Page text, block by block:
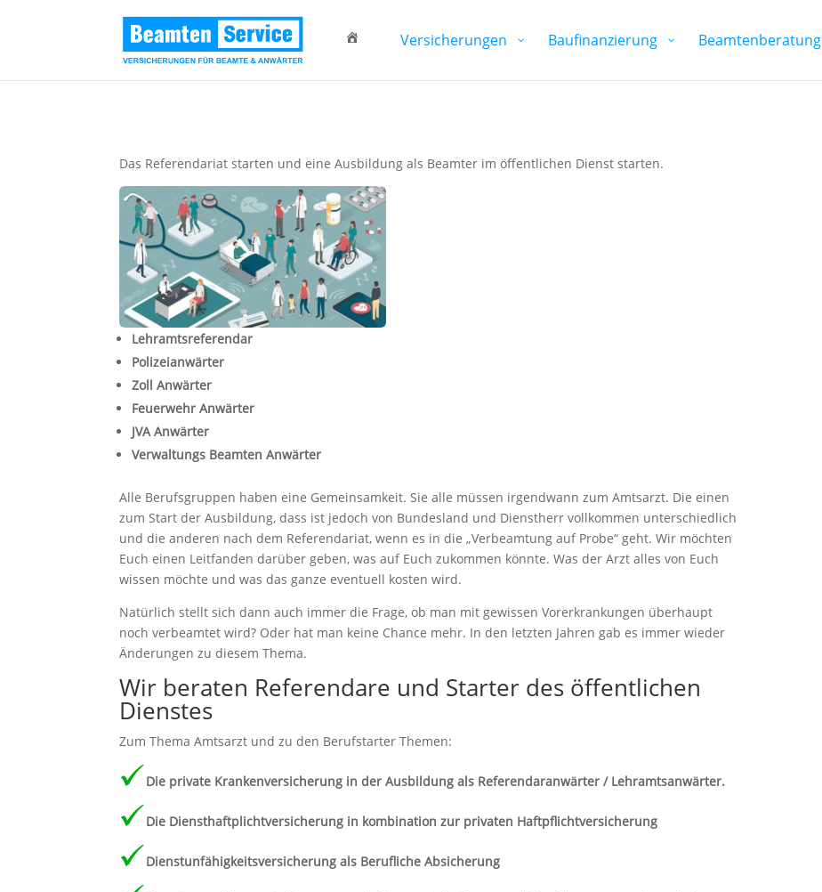
Versicherungen Baufinanzierung Beamtenberatung
Das Referendariat starten und eine Ausbildung als Beamter im öffentlichen Dienst starten.
Lehramtsreferendar
Polizeianwärter
Zoll Anwärter
Feuerwehr Anwärter
JVA Anwärter
Verwaltungs Beamten Anwärter
Alle Berufsgruppen haben eine Gemeinsamkeit. Sie alle müssen irgendwann zum Amtsarzt. Die einen
zum Start der Ausbildung, dass ist jedoch von Bundesland und Dienstherr vollkommen unterschiedlich
und die anderen nach dem Referendariat, wenn es in die „Verbeamtung auf Probe“ geht. Wir möchten
Euch einen Leitfanden darüber geben, was auf Euch zukommen könnte. Was der Arzt alles von Euch
wissen möchte und was das ganze eventuell kosten wird.
Natürlich stellt sich dann auch immer die Frage, ob man mit gewissen Vorerkrankungen überhaupt
noch verbeamtet wird? Oder hat man keine Chance mehr. In den letzten Jahren gab es immer wieder
Änderungen zu diesem Thema.
Wir beraten Referendare und Starter des öffentlichen
Dienstes
Zum Thema Amtsarzt und zu den Berufstarter Themen:
Die private Krankenversicherung in der Ausbildung als Referendaranwärter / Lehramtsanwärter.
Die Diensthaftplichtversicherung in kombination zur privaten Haftpflichtversicherung
Dienstunfähigkeitsversicherung als Berufliche Absicherung